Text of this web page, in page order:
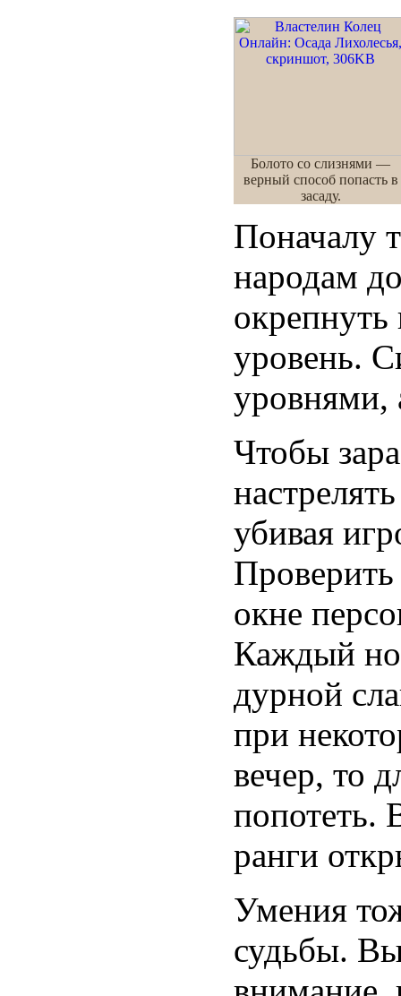
Болото со слизнями —
верный способ попасть в
засаду.
Поначалу
народам
уровень.
уровнями,
Чтобы
убивая
окне
Каждый
дурной
при
вечер, то
попотеть.
ранги
Умения
судьбы.